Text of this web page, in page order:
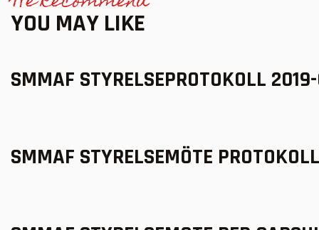
YOU MAY LIKE
SMMAF STYRELSEPROTOKOLL
SMMAF STYRELSEMÖTE